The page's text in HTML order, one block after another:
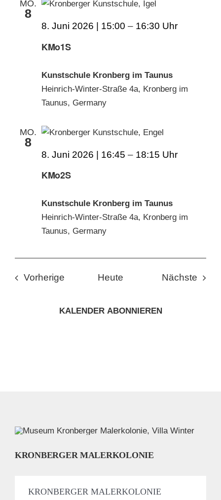
MO.
8
KMo1S
8. Juni 2026 | 15:00 – 16:30
Kunstschule Kronberg im Taunus
Heinrich-Winter-Straße 4a, Kronberg im
Taunus, Germany
MO.
8
KMo2S
8. Juni 2026 | 16:45 – 18:15
Kunstschule Kronberg im Taunus
Heinrich-Winter-Straße 4a, Kronberg im
Taunus, Germany
Vorherige Veranstaltungen
Heute Nächste
KALENDER ABONNIEREN
KRONBERGER MALERKOLONIE
KRONBERGER MALERKOLONIE